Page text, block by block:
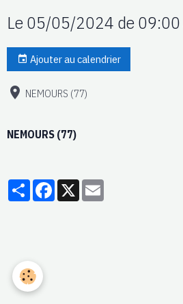
Le 05/05/2024 de 09:00
Ajouter au calendrier
NEMOURS (77)
NEMOURS (77)
PartagerFacebook
X